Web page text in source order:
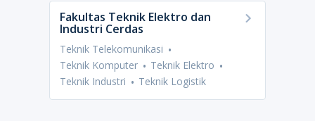
Fakultas Teknik Elektro dan
Industri Cerdas
Teknik Telekomunikasi
Teknik Komputer
Teknik Elektro
Teknik Industri
Teknik Logistik